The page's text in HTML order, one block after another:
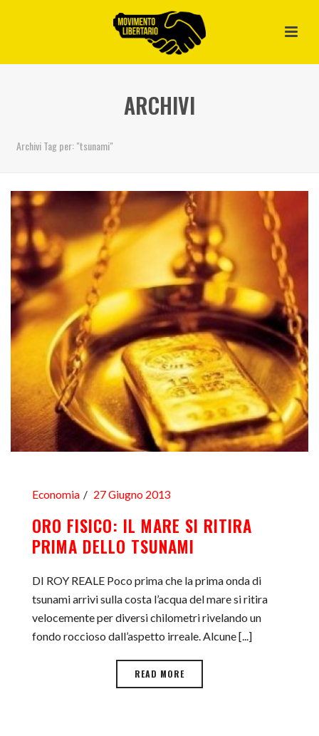
ARCHIVI
Archivi Tag per: "tsunami"
Economia 27 Giugno 2013
ORO FISICO: IL MARE SI RITIRA
PRIMA DELLO TSUNAMI
DI ROY REALE Poco prima che la prima onda di
tsunami arrivi sulla costa l’acqua del mare si ritira
velocemente per diversi chilometri rivelando un
fondo roccioso dall’aspetto irreale. Alcune [...]
READ MORE